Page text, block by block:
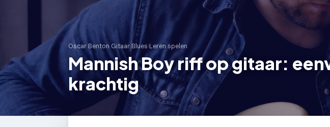
Oscar Benton Gitaar Blues›Leren spelen
Mannish Boy riff op gitaar:
krachtig